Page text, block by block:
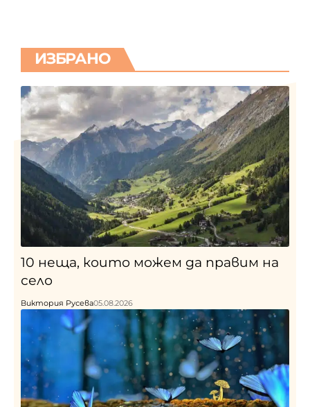
ИЗБРАНО
10 неща, които можем да правим на
село
Виктория Русева05.08.2026